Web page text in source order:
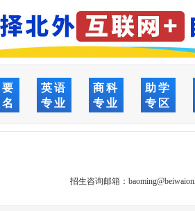
英语
专业
商科
专业
助学
专区
招生咨询邮箱：